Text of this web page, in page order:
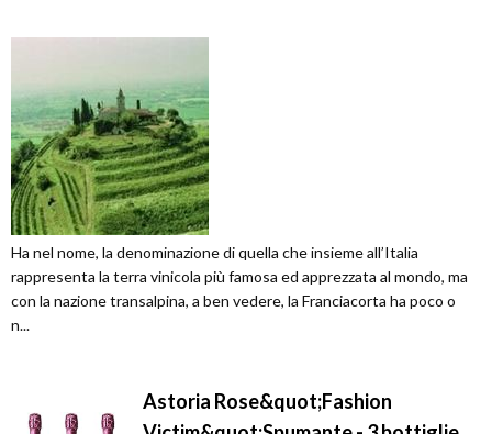
Ha nel nome, la denominazione di quella che insieme all’Italia
rappresenta la terra vinicola più famosa ed apprezzata al mondo, ma
con la nazione transalpina, a ben vedere, la Franciacorta ha poco o
n...
Astoria Rose&quot;Fashion